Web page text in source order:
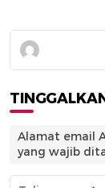
Alamat email
yang wajib